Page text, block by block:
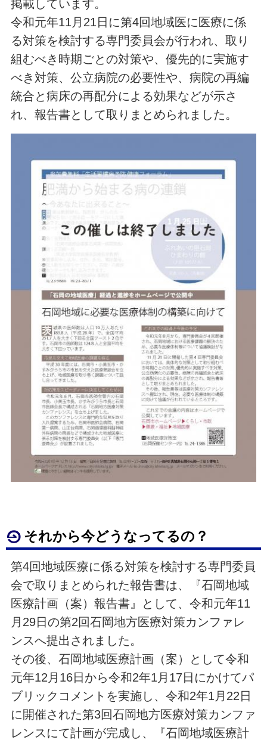
掲載しています。
令和元年11月21日に第4回地域医に医療に係
る対策を検討する専門委員会が行われ、取り
組むべき時期ごとの対策や、優先的に実施す
べき対策、公立病院の必要性や、病院の再編
統合と病床の再配分による効果などが示さ
れ、報告書として取りまとめられました。
それから今どうなってるの？
第4回地域医療に係る対策を検討する専門委員
会で取りまとめられた報告書は、『石岡地域
医療計画（案）報告書』として、令和元年11
月29日の第2回石岡地方医療対策カンファレ
ンスへ提出されました。
その後、石岡地域医療計画（案）として令和
元年12月16日から令和2年1月17日にかけてパ
ブリックコメントを実施し、令和2年1月22日
に開催された第3回石岡地方医療対策カンファ
レンスにて計画が完成し、『石岡地域医療計